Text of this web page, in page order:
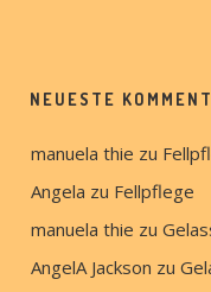
NEUESTE
manuela thie zu
Angela zu Fellpflege
manuela thie zu
AngelA Jackson zu